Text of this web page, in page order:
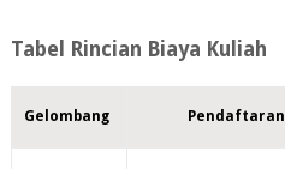
Tabel Rincian Biaya Kuliah
Gelombang Pendaftaran